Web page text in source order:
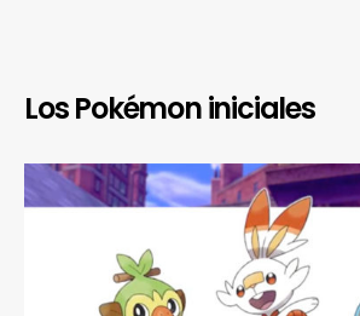
Los Pokémon iniciales